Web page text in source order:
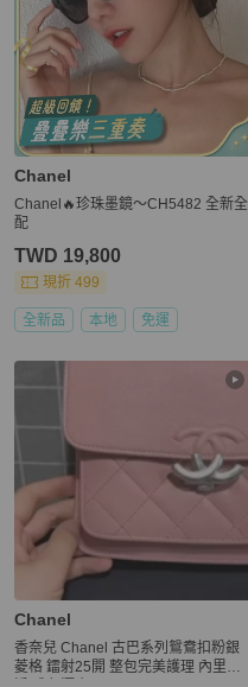
Chanel
Chanel🔥珍珠墨鏡～CH5482 全新全
配
TWD 19,800
現折 499
全新品 本地 免運
Chanel
香奈兒 Chanel 古巴系列鴛鴦扣粉銀
菱格 鐳射25開 整包完美護理 內里乾